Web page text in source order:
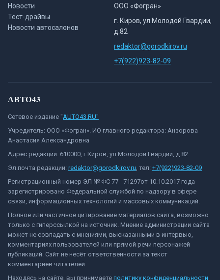
Новости
Тест-драйвы
Новости автосалонов
ООО «Фогран»
г. Киров, ул.Молодой Гвардии,
д.82
redaktor@gorodkirov.ru
+7(922)923-82-09
АВТО43
Сетевое издание "AUTO43.RU"
Учредитель: ООО «Фогран». ИО главного редактора: Анзорова
Анастасия Александровна
Адрес редакции: 610000, г.Киров, ул.Молодой Гвардии, д.82
Эл.почта редакции: redaktor@gorodkirov.ru, тел: +7(922)923-82-09
Регистрационный номер ЭЛ № ФС 77 - 71297от 10.10.2017 года
зарегистрировано Федеральной службой по надзору в сфере
связи, информационных технологий и массовых коммуникаций.
Полное или частичное цитирование материалов сайта, возможно
только с гиперссылкой на источник. Мнение администрации сайта
может не совпадать с мнениями, высказанными в интервью,
комментариях пользователей или прямой речи персонажей
публикаций. Сайт не несёт ответственности за текст
комментариев читателей.
Находясь на сайте, вы принимаете политику конфиденциальности